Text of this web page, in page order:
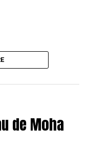
de Moha